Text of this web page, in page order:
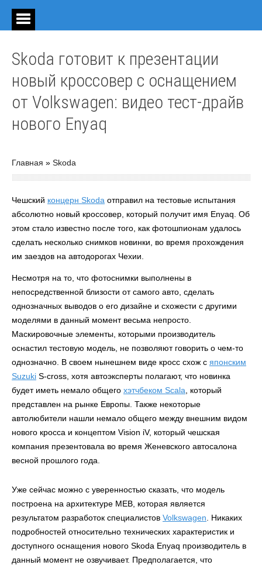
Skoda готовит к презентации
новый кроссовер с оснащением
от Volkswagen: видео тест-драйв
нового Enyaq
Главная » Skoda
Чешский концерн Skoda отправил на тестовые испытания
абсолютно новый кроссовер, который получит имя Enyaq. Об
этом стало известно после того, как фотошпионам удалось
сделать несколько снимков новинки, во время прохождения
им заездов на автодорогах Чехии.
Несмотря на то, что фотоснимки выполнены в
непосредственной близости от самого авто, сделать
однозначных выводов о его дизайне и схожести с другими
моделями в данный момент весьма непросто.
Маскировочные элементы, которыми производитель
оснастил тестовую модель, не позволяют говорить о чем-то
однозначно. В своем нынешнем виде кросс схож с японским
Suzuki S-cross, хотя автоэксперты полагают, что новинка
будет иметь немало общего хэтчбеком Scala , который
представлен на рынке Европы. Также некоторые
автолюбители нашли немало общего между внешним видом
нового кросса и концептом Vision iV, который чешская
компания презентовала во время Женевского автосалона
весной прошлого года.
Уже сейчас можно с уверенностью сказать, что модель
построена на архитектуре МЕВ, которая является
результатом разработок специалистов Volkswagen . Никаких
подробностей относительно технических характеристик и
доступного оснащения нового Skoda Enyaq производитель в
данный момент не озвучивает. Предполагается, что